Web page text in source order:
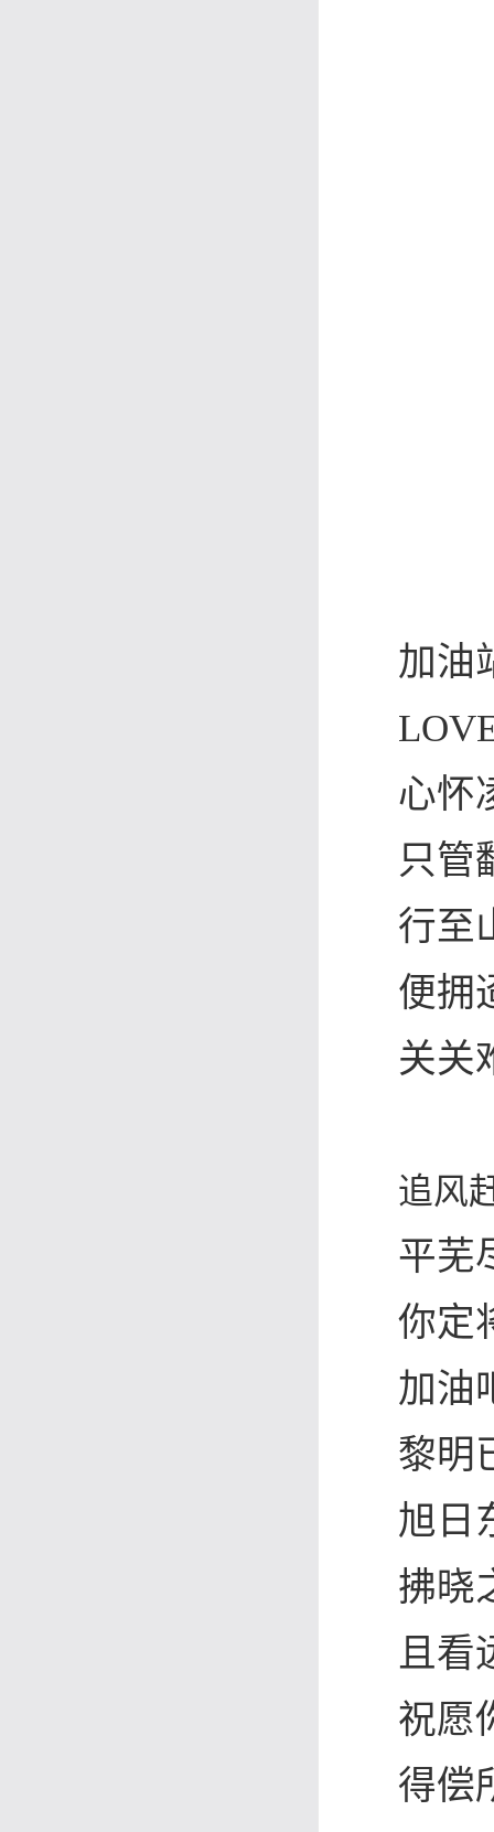
加油
心怀
只管
行至
便拥
关关
追风
平芜
你定
加油
黎明
旭日
拂晓
且看
祝愿
得偿